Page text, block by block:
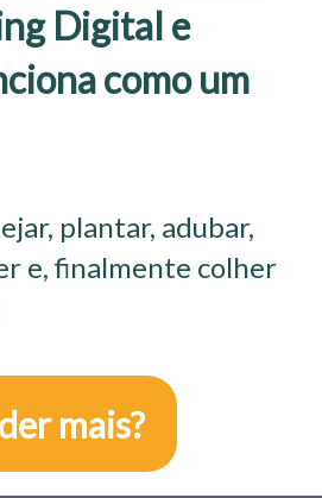
Digital e
como um
plantar, adubar,
e, finalmente colher
mais?